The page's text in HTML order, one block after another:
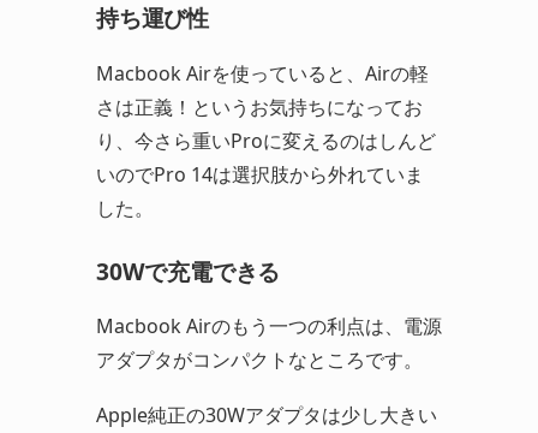
持ち運び性
Macbook Airを使っていると、Airの軽
さは正義！というお気持ちになってお
り、今さら重いProに変えるのはしんど
いのでPro 14は選択肢から外れていま
した。
30Wで充電できる
Macbook Airのもう一つの利点は、電源
アダプタがコンパクトなところです。
Apple純正の30Wアダプタは少し大きい